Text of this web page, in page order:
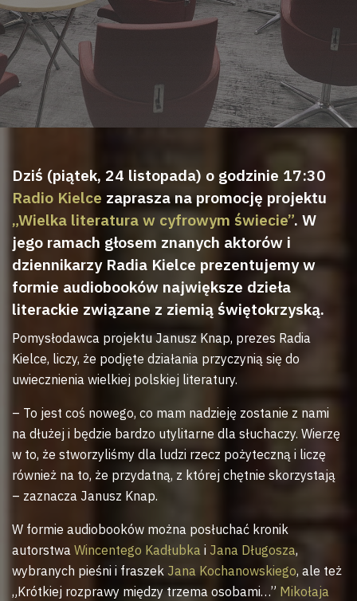
Dziś (piątek, 24 listopada) o godzinie 17:30
Radio Kielce zaprasza na promocję projektu
„Wielka literatura w cyfrowym świecie”. W
jego ramach głosem znanych aktorów i
dziennikarzy Radia Kielce prezentujemy w
formie audiobooków największe dzieła
literackie związane z ziemią świętokrzyską.
Pomysłodawca projektu Janusz Knap, prezes Radia
Kielce, liczy, że podjęte działania przyczynią się do
uwiecznienia wielkiej polskiej literatury.
– To jest coś nowego, co mam nadzieję zostanie z nami
na dłużej i będzie bardzo utylitarne dla słuchaczy. Wierzę
w to, że stworzyliśmy dla ludzi rzecz pożyteczną i liczę
również na to, że przydatną, z której chętnie skorzystają
– zaznacza Janusz Knap.
W formie audiobooków można posłuchać kronik
autorstwa Wincentego Kadłubka i Jana Długosza,
wybranych pieśni i fraszek Jana Kochanowskiego, ale też
„Krótkiej rozprawy między trzema osobami…” Mikołaja